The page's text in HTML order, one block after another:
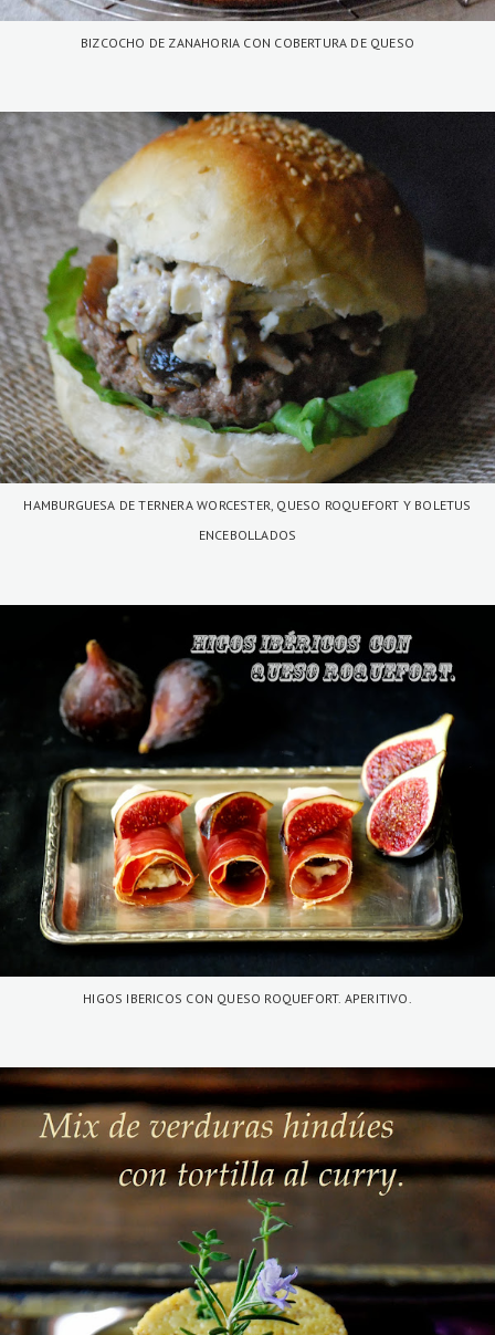
BIZCOCHO DE ZANAHORIA CON COBERTURA DE QUESO
HAMBURGUESA DE TERNERA WORCESTER, QUESO ROQUEFORT Y BOLETUS
ENCEBOLLADOS
HIGOS IBERICOS CON QUESO ROQUEFORT. APERITIVO.